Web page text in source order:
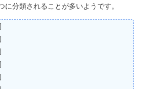
に分類されることが多いようです。